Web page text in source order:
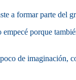
a formar parte del
porque
de imaginación,